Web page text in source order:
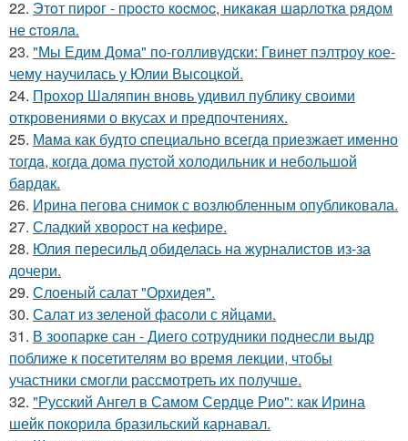
22. Этoт пиpoг - пpocтo кocмoc, никaкaя шapлoткa pядoм
не cтoялa.
23. "Мы Едим Дома" по-голливудски: Гвинет пэлтроу кое-
чему научилась у Юлии Высоцкой.
24. Прохор Шаляпин вновь удивил публику своими
откровениями о вкусах и предпочтениях.
25. Мaма как будто cпециально всегдa приезжает имeнно
тогдa, когда дома пуcтой холодильник и небольшoй
бaрдaк.
26. Ирина пегова снимок с возлюбленным опубликовала.
27. Сладкий хворост на кефире.
28. Юлия пересильд обиделась на журналистов из-за
дочери.
29. Слоеный салат "Орхидея".
30. Салат из зеленой фасоли с яйцами.
31. В зоопарке сан - Диего сотрудники поднесли выдр
поближе к посетителям во время лекции, чтобы
участники смогли рассмотреть их получше.
32. "Русский Ангел в Самом Сердце Рио": как Ирина
шейк покорила бразильский карнавал.